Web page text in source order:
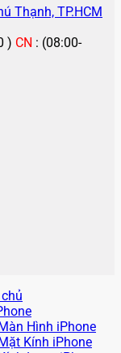
Thạnh, TP.HCM
) CN : (08:00-
Hình iPhone
Kính iPhone